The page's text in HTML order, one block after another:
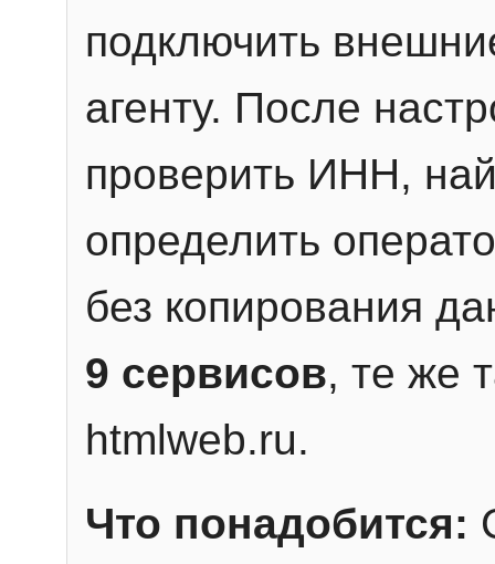
подключить
агенту. После
проверить ИНН,
определить
без копирования
9 сервисов, те же
htmlweb.ru.
Что понадобится: